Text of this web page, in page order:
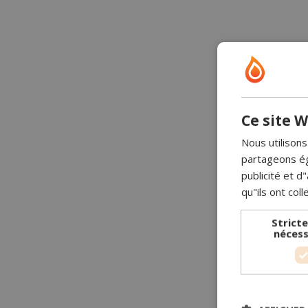
Ce site
Nous
partageons
publicité et
qu"ils ont